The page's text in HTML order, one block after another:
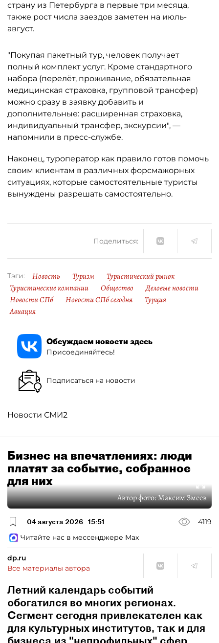
страну из Петербурга в первые три месяца,
также рост числа заездов заметен на июль-
август.
"Покупая пакетный тур, человек получает
полный комплект услуг. Кроме стандартного
набора (перелёт, проживание, обязательная
медицинская страховка, групповой трансфер)
можно сразу в заявку добавить и
дополнительные: расширенная страховка,
индивидуальный трансфер, экскурсии", —
напомнили в пресс-службе.
Наконец, туроператор как правило готов помочь
своим клиентам в различных форсмажорных
ситуациях, которые самостоятельные туристы
вынуждены разрешать самостоятельно.
Поделиться:
Тэги: Новость Туризм
Туристический рынок
Туристические компании
Общество
Деловые новости
Новости СПб
Новости СПб сегодня
Турция
Авиация
Обсуждаем новости здесь
Присоединяйтесь!
Подписаться на новости
Новости СМИ2
Бизнес на впечатлениях: люди
платят за событие, собранное
для них
Автор фото:Максим Змеев
04 августа 2026 15:51
4119
Читайте нас в мессенджере Max
dp.ru
Все материалы автора
Летний календарь событий
обогатился во многих регионах.
Сегмент сегодня привлекателен как
для культурных институтов, так и для